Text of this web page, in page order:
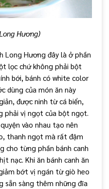
Hương)
Long Hương đây là ở phần
lọc chứ không phải bột
bới, bánh có white color
dùng của món ăn này
được ninh từ cá biển,
phải vị ngọt của bột ngọt.
vào nhau tạo nên
thanh ngọt mà rất đậm
cho từng phần bánh canh
nạc. Khi ăn bánh canh ăn
bớt vị ngán từ giò heo
sẵn sàng thêm những đĩa